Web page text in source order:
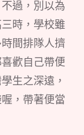
過，別以為
時，學校雖
間排隊人擠
歡自己帶便
生之深遠，
，帶著便當